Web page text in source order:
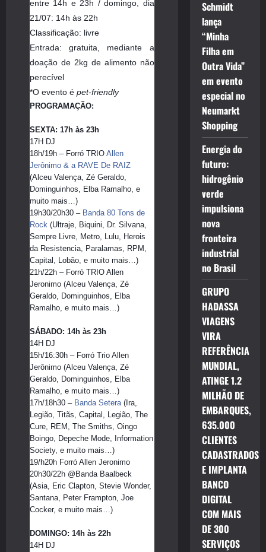
entre 14h e 23h / domingo, dia
21/07: 14h às 22h
Classificação: livre
Entrada: gratuita, mediante a
doação de 2kg de alimento não
perecível
*O evento é pet-friendly
PROGRAMAÇÃO:
SEXTA: 17h às 23h
17H DJ
18h/19h – Forró TRIO Allen
Jerônimo & a RAVE De RAIZ
(Alceu Valença, Zé Geraldo,
Dominguinhos, Elba Ramalho, e
muito mais…)
19h30/20h30 – Banda 80 Tons de
Rock (Ultraje, Biquini, Dr. Silvana,
Sempre Livre, Metro, Lulu, Herois
da Resistencia, Paralamas, RPM,
Capital, Lobão, e muito mais…)
21h/22h – Forró TRIO Allen
Jeronimo (Alceu Valença, Zé
Geraldo, Dominguinhos, Elba
Ramalho, e muito mais…)
SÁBADO: 14h às 23h
14H DJ
15h/16:30h – Forró Trio Allen
Jerônimo (Alceu Valença, Zé
Geraldo, Dominguinhos, Elba
Ramalho, e muito mais…)
17h/18h30 – Banda Setera (Ira,
Legião, Titãs, Capital, Legião, The
Cure, REM, The Smiths, Oingo
Boingo, Depeche Mode, Information
Society, e muito mais…)
19/h20h Forró Allen Jeronimo
20h30/22h @Banda Baalbeck
(Asia, Eric Clapton, Stevie Wonder,
Santana, Peter Frampton, Joe
Cocker, e muito mais…)
DOMINGO: 14h às 22h
14H DJ
Schmidt
lança
“Minha
Filha em
Outra Vida”
em evento
especial no
Neumarkt
Shopping
Energia do
futuro:
hidrogênio
verde
impulsiona
nova
fronteira
industrial
no Brasil
GRUPO
HADASSA
VIAGENS
VIRA
REFERÊNCIA
MUNDIAL,
ATINGE 1.2
MILHÃO DE
EMBARQUES,
635.000
CLIENTES
CADASTRADOS
E IMPLANTA
BANCO
DIGITAL
COM MAIS
DE 300
SERVIÇOS